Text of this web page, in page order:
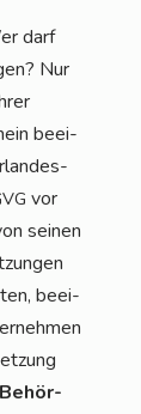
darf
Nur
beei­
vor
sei­nen
beei­